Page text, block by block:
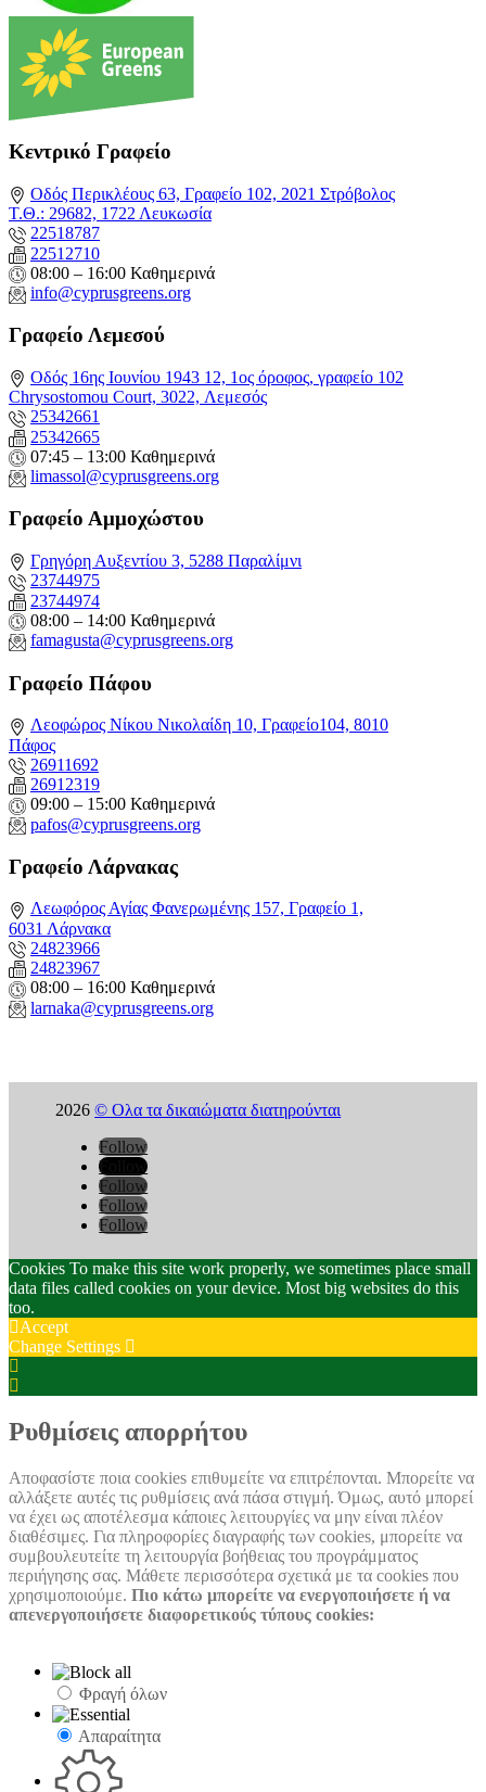
Κεντρικό Γραφείο
Οδός Περικλέους 63, Γραφείο 102, 2021 Στρόβολος
Τ.Θ.: 29682, 1722 Λευκωσία
22518787
22512710
08:00 – 16:00 Καθημερινά
info@cyprusgreens.org
Γραφείο Λεμεσού
Οδός 16ης Ιουνίου 1943 12, 1ος όροφος, γραφείο 102
Chrysostomou Court, 3022, Λεμεσός
25342661
25342665
07:45 – 13:00 Καθημερινά
limassol@cyprusgreens.org
Γραφείο Αμμοχώστου
Γρηγόρη Αυξεντίου 3, 5288 Παραλίμνι
23744975
23744974
08:00 – 14:00 Καθημερινά
famagusta@cyprusgreens.org
Γραφείο Πάφου
Λεοφώρος Νίκου Νικολαίδη 10, Γραφείο104, 8010
Πάφος
26911692
26912319
09:00 – 15:00 Καθημερινά
pafos@cyprusgreens.org
Γραφείο Λάρνακας
Λεωφόρος Αγίας Φανερωμένης 157, Γραφείο 1,
6031 Λάρνακα
24823966
24823967
08:00 – 16:00 Καθημερινά
larnaka@cyprusgreens.org
2026© Ολα τα δικαιώματα διατηρούνται
Follow
Follow
Follow
Follow
Follow
Cookies To make this site work properly, we sometimes place small
data files called cookies on your device. Most big websites do this
too.
Accept
Change Settings
Settings
Ρυθμίσεις απορρήτου
Αποφασίστε ποια cookies επιθυμείτε να επιτρέπονται. Μπορείτε να
αλλάξετε αυτές τις ρυθμίσεις ανά πάσα στιγμή. Όμως, αυτό μπορεί
να έχει ως αποτέλεσμα κάποιες λειτουργίες να μην είναι πλέον
διαθέσιμες. Για πληροφορίες διαγραφής των cookies, μπορείτε να
συμβουλευτείτε τη λειτουργία βοήθειας του προγράμματος
περιήγησης σας. Μάθετε περισσότερα σχετικά με τα cookies που
χρησιμοποιούμε. Πιο κάτω μπορείτε να ενεργοποιήσετε ή να
απενεργοποιήσετε διαφορετικούς τύπους cookies:
Φραγή όλων
Απαραίτητα